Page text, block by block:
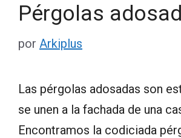
Pérgolas
por Arkiplus
Las pérgolas adosadas son
se unen a la fachada de una
Encontramos la codiciada